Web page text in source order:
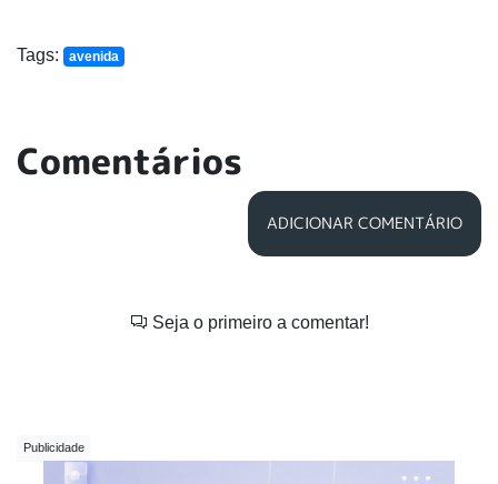
Tags: avenida
Comentários
ADICIONAR COMENTÁRIO
Seja o primeiro a comentar!